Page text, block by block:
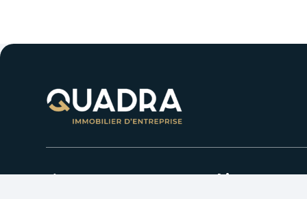
L’agence Nos biens